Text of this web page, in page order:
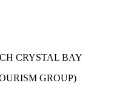
CRYSTAL BAY
GROUP)